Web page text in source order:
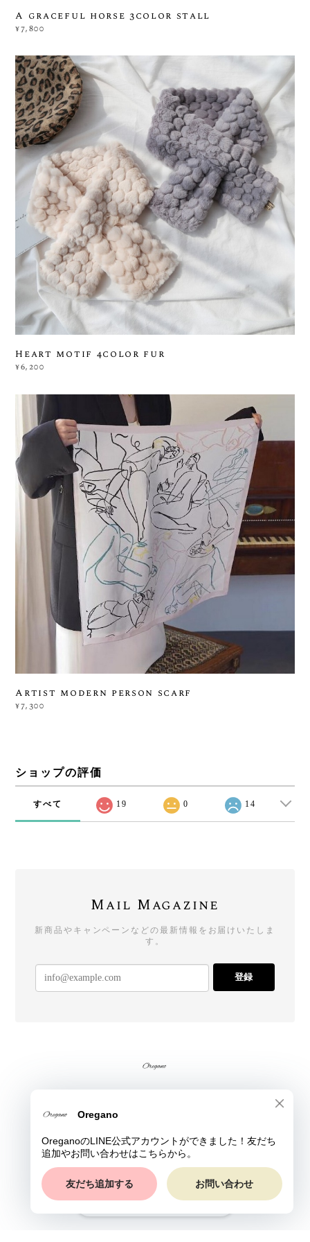
A graceful horse 3color stall
¥7,800
Heart motif 4color fur
¥6,200
Artist modern person scarf
¥7,300
ショップの評価
すべて 19 0 14
Mail Magazine
新商品やキャンペーンなどの最新情報をお届けいたしま
す。
登録
ショップに質問する